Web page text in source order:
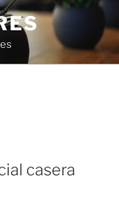
casera